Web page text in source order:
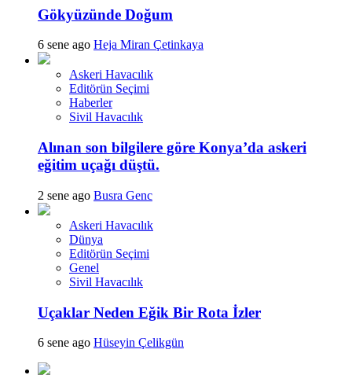
Gökyüzünde Doğum
6 sene ago Heja Miran Çetinkaya
Askeri Havacılık
Editörün Seçimi
Haberler
Sivil Havacılık
Alınan son bilgilere göre Konya’da askeri
eğitim uçağı düştü.
2 sene ago Busra Genc
Askeri Havacılık
Dünya
Editörün Seçimi
Genel
Sivil Havacılık
Uçaklar Neden Eğik Bir Rota İzler
6 sene ago Hüseyin Çelikgün